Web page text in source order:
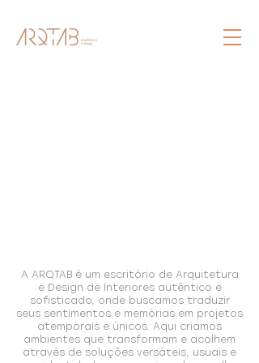
A ARQTAB é um escritório de Arquitetura
e Design de Interiores autêntico e
sofisticado, onde buscamos traduzir
seus sentimentos e memórias em projetos
atemporais e únicos. Aqui criamos
ambientes que transformam e acolhem
através de soluções versáteis, usuais e